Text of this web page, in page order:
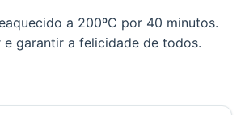
a 200ºC por 40 minutos.
e garantir a felicidade de todos.